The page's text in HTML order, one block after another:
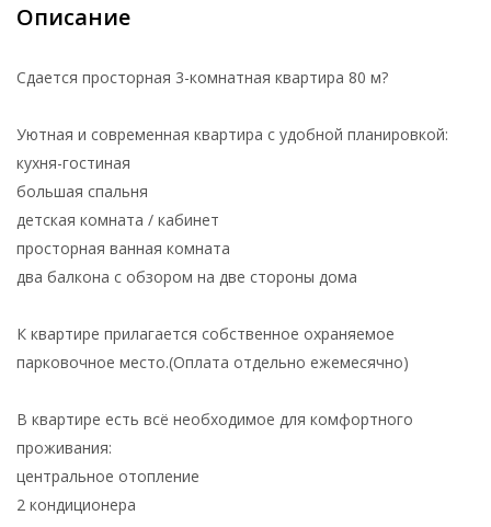
Описание
Сдается просторная 3-комнатная квартира 80 м?
Уютная и современная квартира с удобной планировкой:
кухня-гостиная
большая спальня
детская комната / кабинет
просторная ванная комната
два балкона с обзором на две стороны дома
К квартире прилагается собственное охраняемое
парковочное место.(Оплата отдельно ежемесячно)
В квартире есть всё необходимое для комфортного
проживания:
центральное отопление
2 кондиционера